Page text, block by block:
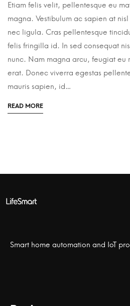
Etiam felis velit, pellentesque eu
magna. Vestibulum ac sapien at
nec ligula. Cras pellentesque
felis fringilla id. In sed consequat
nunc. Nam magna arcu, feugiat eu
erat. Donec viverra egestas
mauris sapien, id…
READ MORE
Smart home automation and IoT